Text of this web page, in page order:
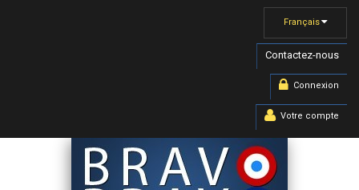
Français
Contactez-nous
Connexion
Votre compte